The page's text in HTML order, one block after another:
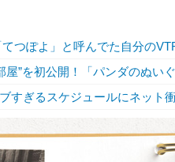
つぽよ」と呼んでた自分の
”を初公開！「パンダのぬいぐ
すぎるスケジュールにネット